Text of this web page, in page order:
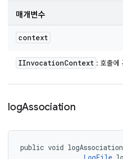
매개변수
context
IInvocationContext : 호출에
logAssociation
public void